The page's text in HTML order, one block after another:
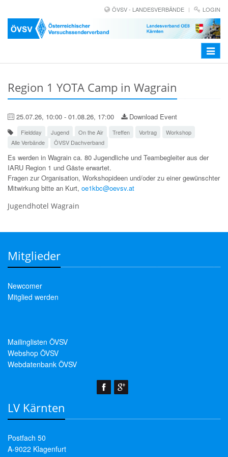
ÖVSV - LANDESVERBÄNDE LOGIN
Toggle
Region 1 YOTA Camp in Wagrain
25.07.26, 10:00 - 01.08.26, 17:00 Download Event
Fieldday Jugend On the Air Treffen Vortrag
Workshop
Alle Verbände
ÖVSV Dachverband
Es werden in Wagrain ca. 80 Jugendliche und Teambegleiter aus der
IARU Region 1 und Gäste erwartet.
Fragen zur Organisation, Workshopideen und/oder zu einer gewünschter
Mitwirkung bitte an Kurt, oe1kbc@oevsv.at
Jugendhotel Wagrain
Mitglieder
Newcomer
Mitglied werden
Mailinglisten ÖVSV
Webshop ÖVSV
Webdatenbank ÖVSV
LV Kärnten
Postfach 50
A-9022 Klagenfurt